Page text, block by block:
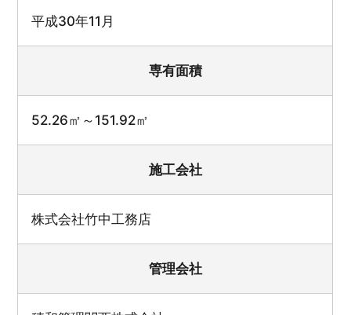
平成30年11月
専有面積
52.26㎡～151.92㎡
施工会社
株式会社竹中工務店
管理会社